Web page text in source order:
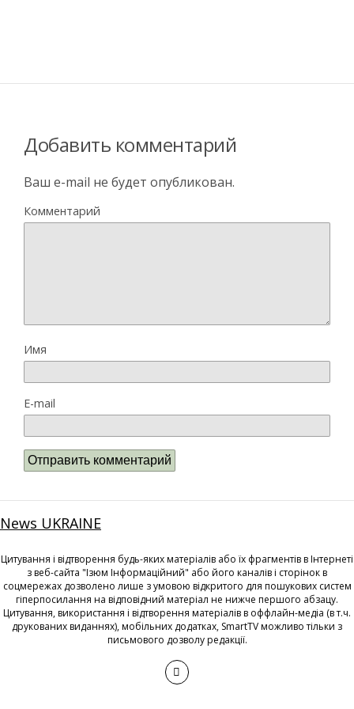
Добавить комментарий
Ваш e-mail не будет опубликован.
Комментарий
Имя
E-mail
News UKRAINE
Цитування і відтворення будь-яких матеріалів або їх фрагментів в Інтернеті
з веб-сайта "Ізюм Інформаційний" або його каналів і сторінок в
соцмережах дозволено лише з умовою відкритого для пошукових систем
гіперпосилання на відповідний матеріал не нижче першого абзацу.
Цитування, використання і відтворення матеріалів в оффлайн-медіа (в т.ч.
друкованих виданнях), мобільних додатках, SmartTV можливо тільки з
письмового дозволу редакції.